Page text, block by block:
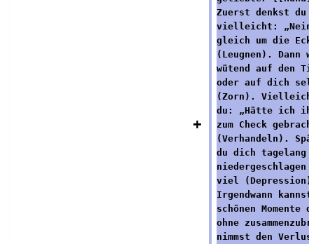
Zuerst denkst du
vielleicht:
gleich um die
(Leugnen). Dann
wütend auf den
oder auf dich
(Zorn).
du: „Hätte ich
zum Check
(Verhandeln).
du dich tagelang
viel
Irgendwann
schönen Momente
ohne
nimmst den